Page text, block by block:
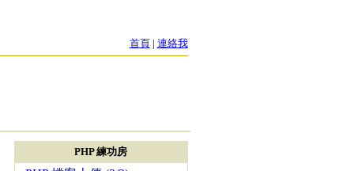
首頁| 連絡我
PHP 練功房